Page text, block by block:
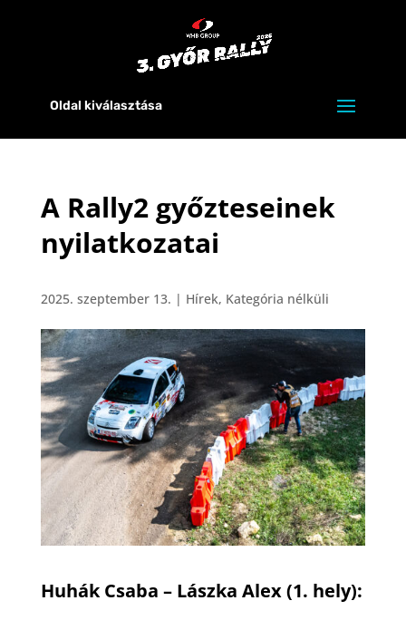
Oldal kiválasztása
A Rally2 győzteseinek
nyilatkozatai
2025. szeptember 13. | Hírek, Kategória nélküli
Huhák Csaba – Lászka Alex (1. hely):